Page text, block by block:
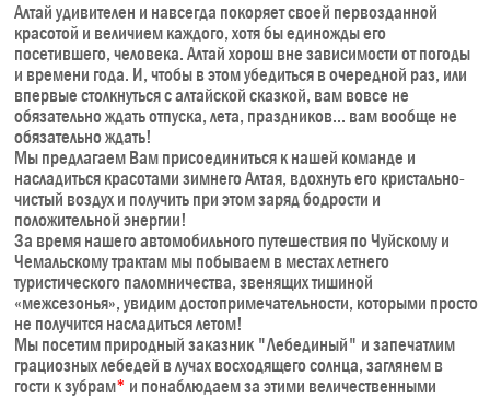
Алтай удивителен и навсегда покоряет своей первозданной
красотой и величием каждого, хотя бы единожды его
посетившего, человека. Алтай хорош вне зависимости от погоды
и времени года. И, чтобы в этом убедиться в очередной раз, или
впервые столкнуться с алтайской сказкой, вам вовсе не
обязательно ждать отпуска, лета, праздников... вам вообще не
обязательно ждать!
Мы предлагаем Вам присоединиться к нашей команде и
насладиться красотами зимнего Алтая, вдохнуть его кристально-
чистый воздух и получить при этом заряд бодрости и
положительной энергии!
За время нашего автомобильного путешествия по Чуйскому и
Чемальскому трактам мы побываем в местах летнего
туристического паломничества, звенящих тишиной
«межсезонья», увидим достопримечательности, которыми просто
не получится насладиться летом!
Мы посетим природный заказник "Лебединый" и запечатлим
грациозных лебедей в лучах восходящего солнца, заглянем в
гости к зубрам* и понаблюдаем за этими величественными